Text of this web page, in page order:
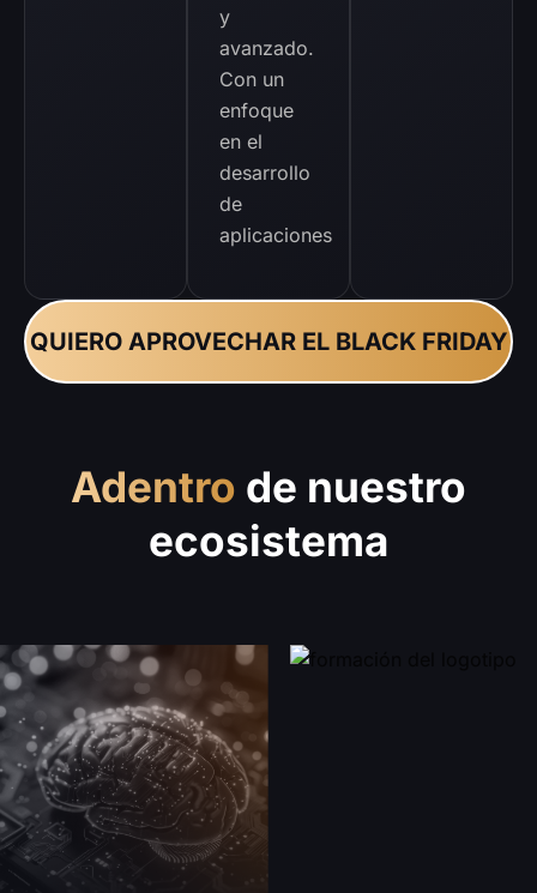
y
avanzado.
Con un
enfoque
en el
desarrollo
de
aplicaciones
QUIERO APROVECHAR EL BLACK FRIDAY
Adentro de nuestro
ecosistema